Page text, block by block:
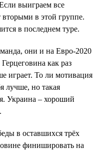
выиграем все
вторыми в этой группе.
в последнем туре.
они и на Евро-2020
как раз
играет. То ли мотивация
лучше, но такая
Украина – хороший
в оставшихся трёх
финишировать на